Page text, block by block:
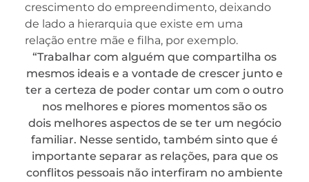
crescimento do empreendimento, deixando
de lado a hierarquia que existe em uma
relação entre mãe e filha, por exemplo.
“Trabalhar com alguém que compartilha os
mesmos ideais e a vontade de crescer junto e
ter a certeza de poder contar um com o outro
nos melhores e piores momentos são os
dois melhores aspectos de se ter um negócio
familiar. Nesse sentido, também sinto que é
importante separar as relações, para que os
conflitos pessoais não interfiram no ambiente